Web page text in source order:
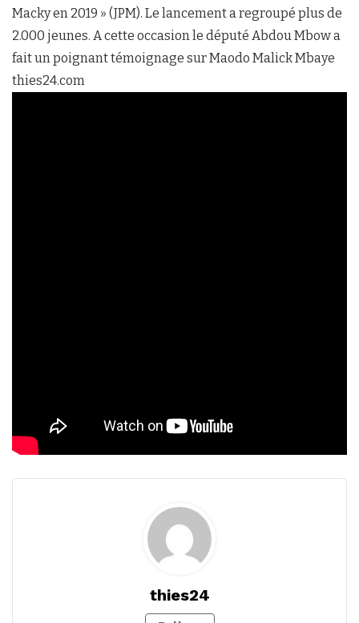
Macky en 2019 » (JPM). Le lancement a regroupé plus de
2.000 jeunes. A cette occasion le député Abdou Mbow a
fait un poignant témoignage sur Maodo Malick Mbaye
thies24.com
thies24